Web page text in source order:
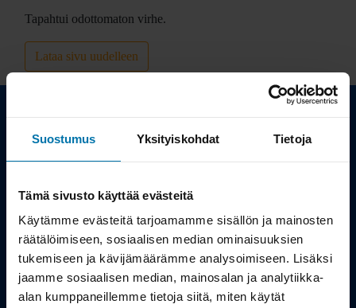
Suostumus Yksityiskohdat Tietoja
Tämä sivusto käyttää evästeitä
Käytämme evästeitä tarjoamamme sisällön ja mainosten
räätälöimiseen, sosiaalisen median ominaisuuksien
tukemiseen ja kävijämäärämme analysoimiseen. Lisäksi
jaamme sosiaalisen median, mainosalan ja analytiikka-
alan kumppaneillemme tietoja siitä, miten käytät
Tapahtui odottomaton virhe.
Lataa sivu uudelleen
Kauppa
Työsuhdepyörä
Info